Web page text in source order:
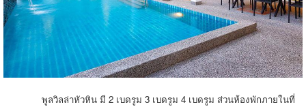
พูลวิลล่าหัวหิน มี 2 เบดรูม 3 เบดรูม 4 เบดรูม ส่วนห้องพักภายในที่